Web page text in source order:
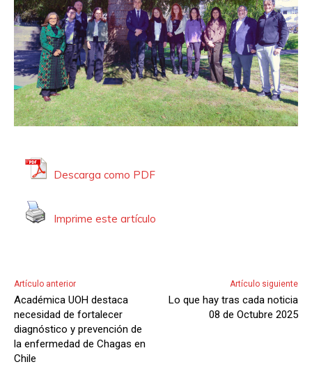
Descarga como PDF
Imprime este artículo
Artículo anterior
Académica UOH destaca
necesidad de fortalecer
diagnóstico y prevención de
la enfermedad de Chagas en
Chile
Artículo siguiente
Lo que hay tras cada noticia
08 de Octubre 2025